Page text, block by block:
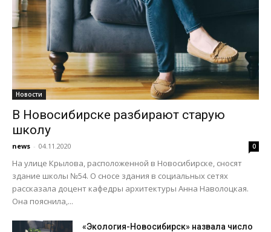
Новости
В Новосибирске разбирают старую
школу
news - 04.11.2020 0
На улице Крылова, расположенной в Новосибирске, сносят
здание школы №54. О сносе здания в социальных сетях
рассказала доцент кафедры архитектуры Анна Наволоцкая.
Она пояснила,...
«Экология-Новосибирск» назвала число